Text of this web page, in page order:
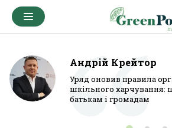
Андрій Крейтор
Уряд оновив правила
шкільного харчування:
батькам і громадам